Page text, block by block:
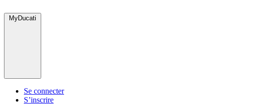
MyDucati
Se connecter
S’inscrire